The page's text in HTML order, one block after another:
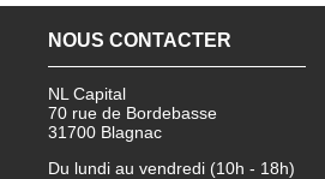
NOUS CONTACTER
NL Capital
70 rue de Bordebasse
31700 Blagnac
Du lundi au vendredi (10h - 18h)